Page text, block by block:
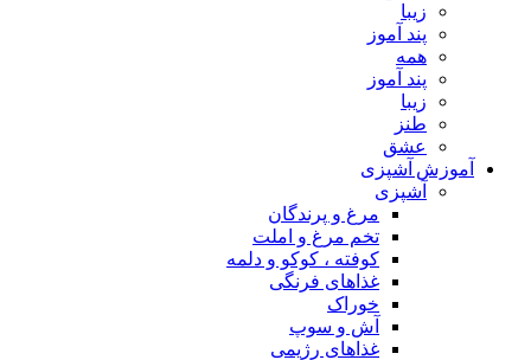
زیبا
پند آموز
همه
پند آموز
زیبا
طنز
عشق
آموزش آشپزی
آشپزی
مرغ و پرندگان
تخم مرغ و املت
کوفته ، کوکو و دلمه
غذاهای فرنگی
خوراک
آش و سوپ
غذاهای رژیمی